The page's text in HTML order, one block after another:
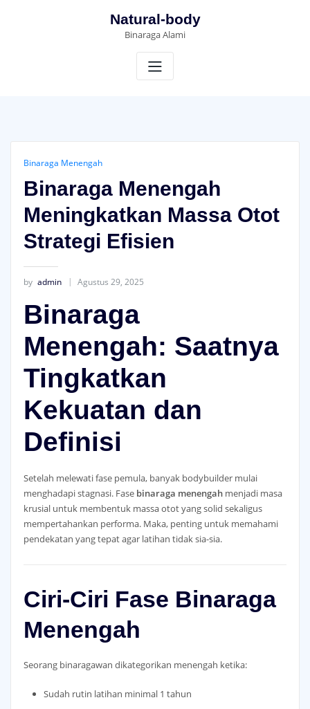
Natural-body
Binaraga Alami
Binaraga Menengah
Binaraga Menengah
Meningkatkan Massa Otot
Strategi Efisien
by admin Agustus 29, 2025
Binaraga
Menengah: Saatnya
Tingkatkan
Kekuatan dan
Definisi
Setelah melewati fase pemula, banyak bodybuilder mulai
menghadapi stagnasi. Fase binaraga menengahmenjadi masa
krusial untuk membentuk massa otot yang solid sekaligus
mempertahankan performa. Maka, penting untuk memahami
pendekatan yang tepat agar latihan tidak sia-sia.
Ciri-Ciri Fase Binaraga
Menengah
Seorang binaragawan dikategorikan menengah ketika:
Sudah rutin latihan minimal 1 tahun